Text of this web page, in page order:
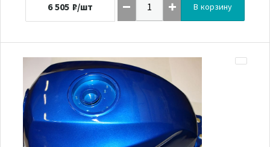
6 505 ₽/шт В корзину